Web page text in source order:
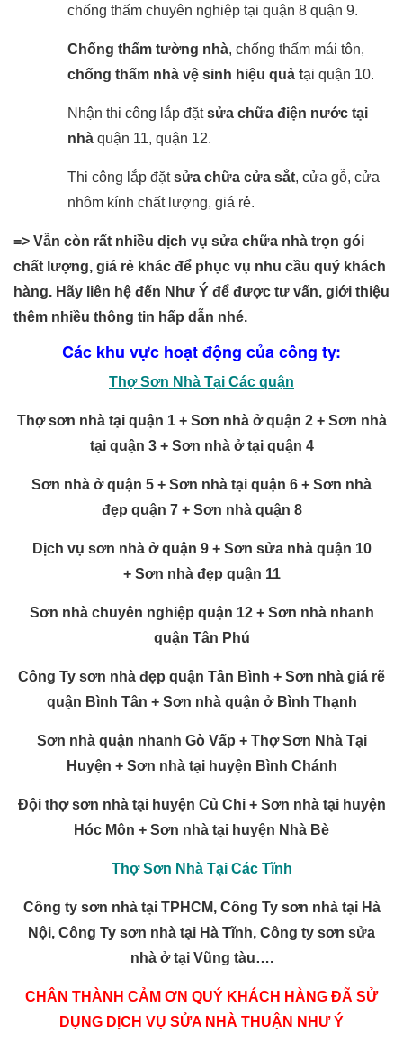
chống thấm chuyên nghiệp tại quận 8 quận 9.
Chống thấm tường nhà, chống thấm mái tôn,
chống thấm nhà vệ sinh hiệu quả tại quận 10.
Nhận thi công lắp đặtsửa chữa điện nước tại
nhà quận 11, quận 12.
Thi công lắp đặtsửa chữa cửa sắt, cửa gỗ, cửa
nhôm kính chất lượng, giá rẻ.
=> Vẫn còn rất nhiều dịch vụ sửa chữa nhà trọn gói
chất lượng, giá rẻ khác để phục vụ nhu cầu quý khách
hàng. Hãy liên hệ đến Như Ý để được tư vấn, giới thiệu
thêm nhiều thông tin hấp dẫn nhé.
Các khu vực hoạt động của công ty:
Thợ Sơn Nhà Tại Các quận
Thợ sơn nhà tại quận 1 + Sơn nhà ở quận 2 + Sơn nhà
tại quận 3 + Sơn nhà ở tại quận 4
Sơn nhà ở quận 5 + Sơn nhà tại quận 6 + Sơn nhà
đẹp quận 7 + Sơn nhà quận 8
Dịch vụ sơn nhà ở quận 9 + Sơn sửa nhà quận 10
+ Sơn nhà đẹp quận 11
Sơn nhà chuyên nghiệp quận 12 + Sơn nhà nhanh
quận Tân Phú
Công Ty sơn nhà đẹp quận Tân Bình + Sơn nhà giá rẽ
quận Bình Tân + Sơn nhà quận ở Bình Thạnh
Sơn nhà quận nhanh Gò Vấp + Thợ Sơn Nhà Tại
Huyện + Sơn nhà tại huyện Bình Chánh
Đội thợ sơn nhà tại huyện Củ Chi + Sơn nhà tại huyện
Hóc Môn + Sơn nhà tại huyện Nhà Bè
Thợ Sơn Nhà Tại Các Tĩnh
Công ty sơn nhà tại TPHCM, Công Ty sơn nhà tại Hà
Nội, Công Ty sơn nhà tại Hà Tĩnh, Công ty sơn sửa
nhà ở tại Vũng tàu….
CHÂN THÀNH CẢM ƠN QUÝ KHÁCH HÀNG ĐÃ SỬ
DỤNG DỊCH VỤ SỬA NHÀ THUẬN NHƯ Ý